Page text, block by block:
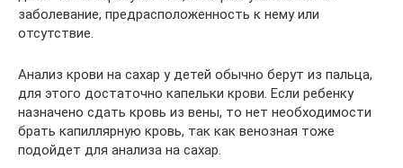
заболевание, предрасположенность к нему или
отсутствие.
Анализ крови на сахар у детей обычно берут из пальца,
для этого достаточно капельки крови. Если ребенку
назначено сдать кровь из вены, то нет необходимости
брать капиллярную кровь, так как венозная тоже
подойдет для анализа на сахар.